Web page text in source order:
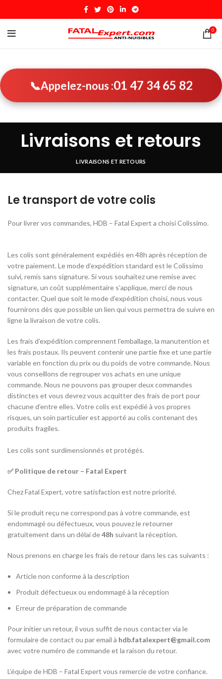
0
📞Appelez-nous :01 47 34 65 82
Livraisons et retours
LIVRAISONS ET RETOURS
Le transport de votre colis
Pour livrer vos commandes, HDB – Fatal Expert a choisi Colissimo.
Les colis sont généralement expédiés en 48h après réception de
votre paiement. Le mode d’expédition standard est le Colissimo
suivi, remis sans signature. Si vous souhaitez une remise avec
signature, un coût supplémentaire s’applique, merci de nous
contacter. Quel que soit le mode d’expédition choisi, nous vous
fournirons dès que possible un lien qui vous permettra de suivre en
ligne la livraison de votre colis.
Les frais d’expédition comprennent l’emballage, la manutention et
les frais postaux. Ils peuvent contenir une partie fixe et une partie
variable en fonction du prix ou du poids de votre commande. Nous
vous conseillons de regrouper vos achats en une unique
commande. Nous ne pouvons pas grouper deux commandes
distinctes et vous devrez vous acquitter des frais de port pour
chacune d’entre elles. Votre colis est expédié à vos propres
risques, un soin particulier est apporté au colis contenant des
produits fragiles.
Les colis sont surdimensionnés et protégés.
✅ Politique de retour – Fatal Expert
Chez Fatal Expert, votre satisfaction est notre priorité.
Si le produit reçu ne correspond pas à votre commande, est
endommagé ou défectueux, vous pouvez le retourner
gratuitement dans un délai de48h suivant la réception.
Nous prenons en charge les frais de retour dans les cas suivants :
Article non conforme à la description
Produit défectueux ou endommagé à la réception
Erreur de préparation de commande
Pour initier un retour, il vous suffit de nous contacter via le
formulaire de contact ou par email à hdb.fatalexpert@gmail.com
avec votre numéro de commande et la raison du retour.
L’équipe de HDB – Fatal Expert vous remercie de votre confiance.